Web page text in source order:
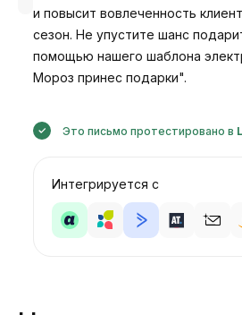
и повысит вовлеченность
сезон. Не упустите шанс
помощью нашего шаблона
Мороз принес подарки".
Это письмо протестировано в
Интегрируется с